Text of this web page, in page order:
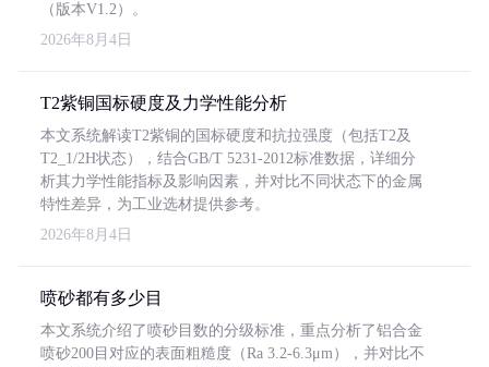
（版本V1.2）。
2026年8月4日
T2紫铜国标硬度及力学性能分析
本文系统解读T2紫铜的国标硬度和抗拉强度（包括T2及
T2_1/2H状态），结合GB/T 5231-2012标准数据，详细分
析其力学性能指标及影响因素，并对比不同状态下的金属
特性差异，为工业选材提供参考。
2026年8月4日
喷砂都有多少目
本文系统介绍了喷砂目数的分级标准，重点分析了铝合金
喷砂200目对应的表面粗糙度（Ra 3.2-6.3μm），并对比不